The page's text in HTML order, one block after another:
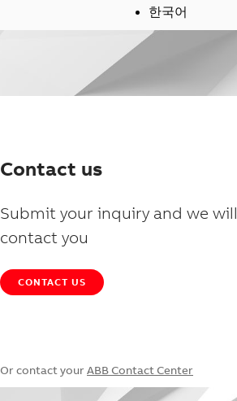
한국어
Contact us
Submit your inquiry and we will
contact you
CONTACT US
Or contact your ABB Contact Center